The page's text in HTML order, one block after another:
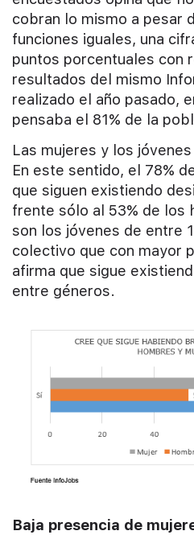
cobran lo mismo a pesar
funciones iguales, una
puntos porcentuales con
resultados del mismo
realizado el año pasado,
pensaba el 81% de la
Las mujeres y los
En este sentido, el 78%
que siguen existiendo
frente sólo al 53% de los
son los jóvenes de entre
colectivo que con mayor
afirma que sigue
entre géneros.
Baja presencia de